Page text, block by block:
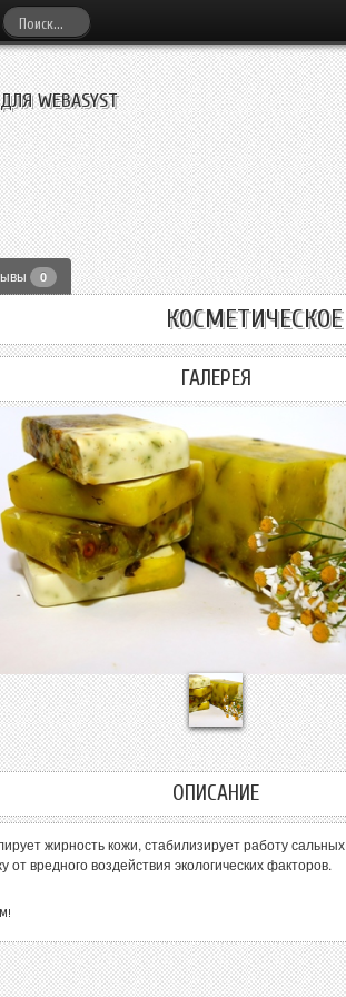
WEBASYST
0
ГАЛЕРЕЯ
ОПИСАНИЕ
жирность кожи, стабилизирует работу
вредного воздействия экологических факторов.